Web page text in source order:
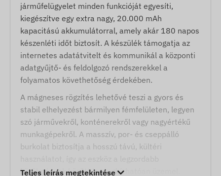
járműfelügyelet minden funkcióját egyesíti,
kiegészítve egy extra nagy, 20.000 mAh
kapacitású akkumulátorral, amely akár 180 napos
készenléti időt biztosít. A készülék támogatja az
internetes adatátvitelt és kommunikál a központi
adatgyűjtő- és feldolgozó rendszerekkel a
folyamatos követhetőség érdekében.
A mágneses rögzítés lehetővé teszi a gyors és
stabil elhelyezést bármilyen fémfelületen, legyen
szó járművekről, konténerekről vagy nagyértékű
munkagépekről. A masszív, por- és cseppálló
burkolat biztosítja a hosszú távú, kültéri
körülmények között is megbízhatóan üzemel.
Teljes leírás megtekintése